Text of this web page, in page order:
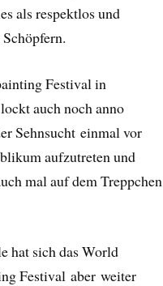
als respektlos und
Festival in
auch noch anno
Sehnsucht einmal vor
aufzutreten und
mal auf dem Treppchen
hat sich das World
Festival aber weiter